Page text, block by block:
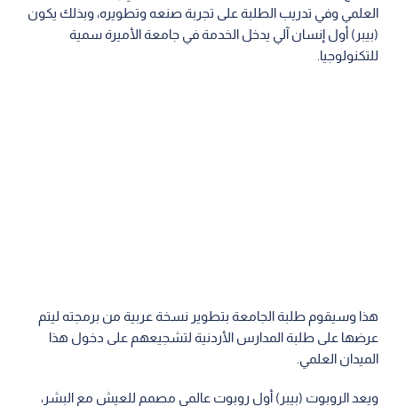
العلمي وفي تدريب الطلبة على تجربة صنعه وتطويره، وبذلك يكون
(بيبر) أول إنسان آلي يدخل الخدمة في جامعة الأميرة سمية
للتكنولوجيا.
هذا وسيقوم طلبة الجامعة بتطوير نسخة عربية من برمجته ليتم
عرضها على طلبة المدارس الأردنية لتشجيعهم على دخول هذا
الميدان العلمي.
ويعد الروبوت (بيبر) أول روبوت عالمي مصمم للعيش مع البشر،